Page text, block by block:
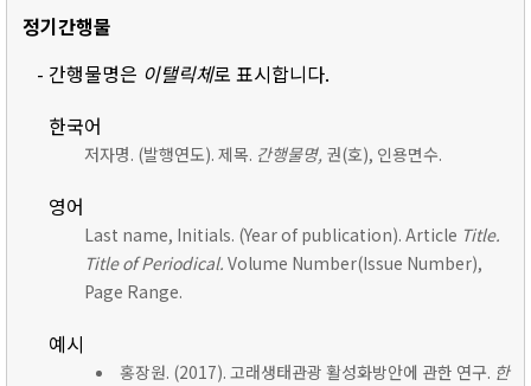
정기간행물
- 간행물명은 이탤릭체로 표시합니다.
한국어
저자명. (발행연도). 제목. 간행물명, 권(호), 인용면수.
영어
Last name, Initials. (Year of publication). Article Title.
Title of Periodical. Volume Number(Issue Number),
Page Range.
예시
홍장원. (2017). 고래생태관광 활성화방안에 관한 연구. 한